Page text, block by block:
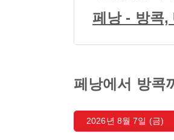
페낭 - 방콕,
페낭에서 방콕
2026년 8월 7일 (금)